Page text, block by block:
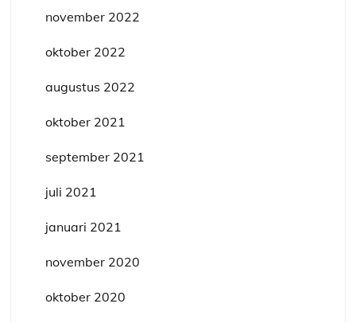
november 2022
oktober 2022
augustus 2022
oktober 2021
september 2021
juli 2021
januari 2021
november 2020
oktober 2020